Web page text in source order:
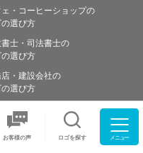
お客様の声 ロゴを探す メニュー
・コーヒーショップの
の選び方
士・司法書士の
の選び方
・建設会社の
の選び方
All Rights Reserved.